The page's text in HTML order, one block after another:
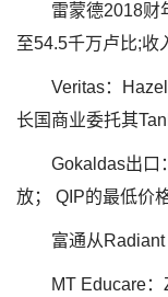
雷蒙德2018财
至54.5千万卢比;收
Veritas：
长国商业委托其
Gokaldas出口
放； QIP的最低价
富通从
MT Educare